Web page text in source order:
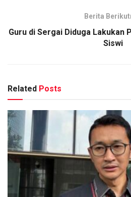
Berita
Guru di Sergai Diduga Lakukan
Siswi
Related Posts